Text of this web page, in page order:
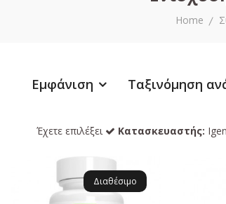
Home
Εμφάνιση Ταξινόμηση
Έχετε επιλέξει Κατασκευαστής:
Διαθέσιμο